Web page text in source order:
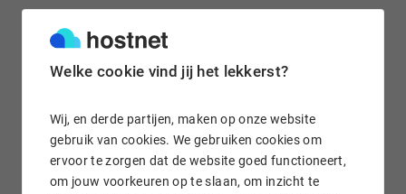
Welke cookie vind jij het lekkerst?
Wij, en derde partijen, maken op onze website
gebruik van cookies. We gebruiken cookies om
ervoor te zorgen dat de website goed functioneert,
om jouw voorkeuren op te slaan, om inzicht te
Gratis domein doorsturen
Stuur je domeinnaam kosteloos door naar een site of je
socialmedia-profiel. Het is in enkele klikken geregeld.